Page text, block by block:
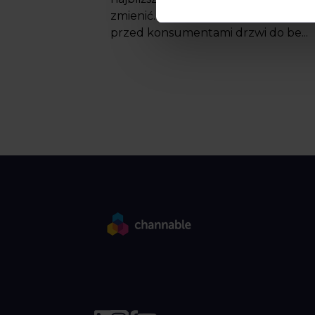
zmienić. Social commerce otwiera
przed konsumentami drzwi do be...